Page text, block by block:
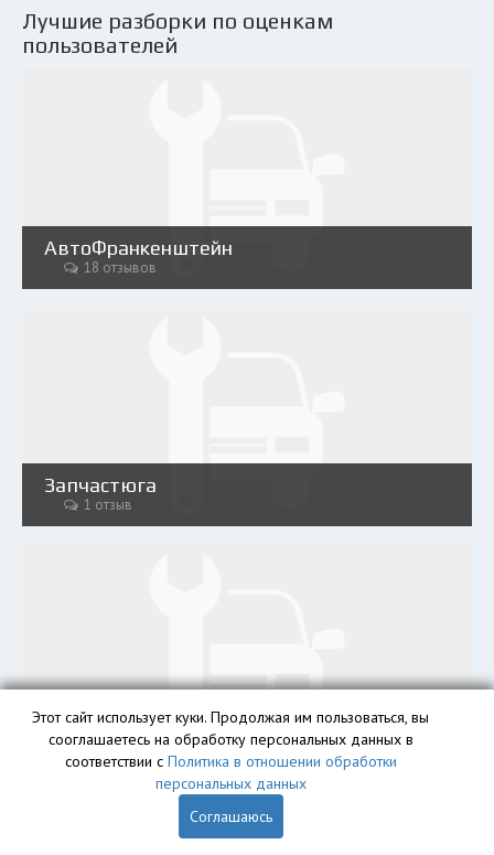
Лучшие разборки по оценкам
пользователей
АвтоФранкенштейн
18 отзывов
Запчастюга
1 отзыв
Аutoмир
1 отзыв
Этот сайт использует куки. Продолжая им пользоваться, вы
сооглашаетесь на обработку персональных данных в
соответствии с Политика в отношении обработки
персональных данных
Соглашаюсь